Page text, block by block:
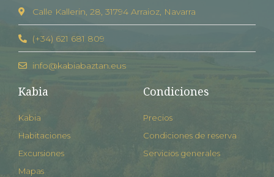
Calle Kallerin, 28, 31794 Arraioz, Navarra
(+34) 621 681 809
info@kabiabaztan.eus
Kabia
Kabia
Habitaciones
Excursiones
Mapas
Condiciones
Precios
Condiciones de reserva
Servicios generales